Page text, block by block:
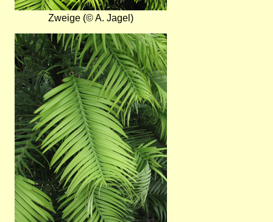
Zweige (© A. Jagel)
Bild